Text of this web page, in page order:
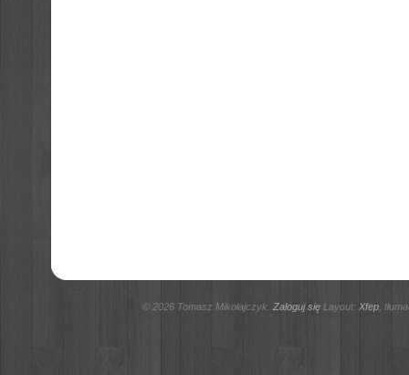
© 2026 Tomasz Mikołajczyk. Zaloguj sięLayout: Xfep,